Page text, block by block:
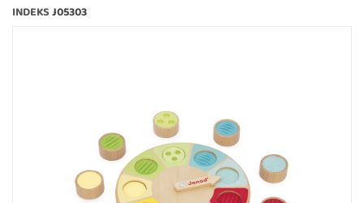
INDEKS J05303